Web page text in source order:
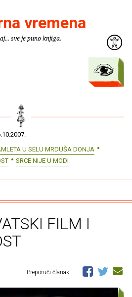
vremena
sve je puno knjiga.
U SELU MRDUŠA DONJA
SRCE NIJE U MODI
FILM I
Preporuči članak